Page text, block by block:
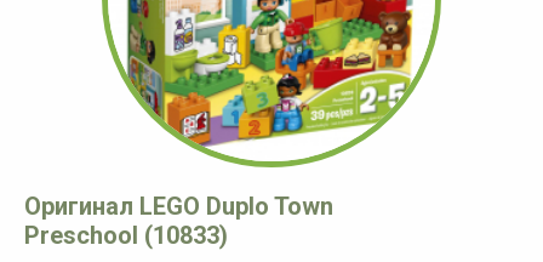
Оригинал LEGO Duplo Town
Preschool (10833)